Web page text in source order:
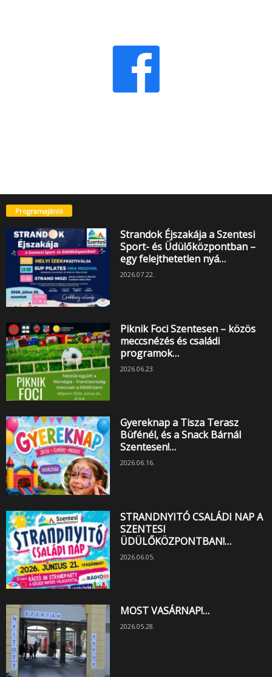
Programajánló
Strandok Éjszakája a Szentesi
Sport- és Üdülőközpontban –
egy felejthetetlen nyá…
2026.07.22.
Piknik Foci Szentesen – közös
meccsnézés és családi
programok…
2026.06.23.
Gyereknap a Tisza Terasz
Büfénél, és a Snack Bárnál
Szentesen!…
2026.06.16.
STRANDNYITÓ CSALÁDI NAP A
SZENTESI
ÜDÜLŐKÖZPONTBAN!…
2026.06.05.
MOST VASÁRNAP!…
2026.05.28.